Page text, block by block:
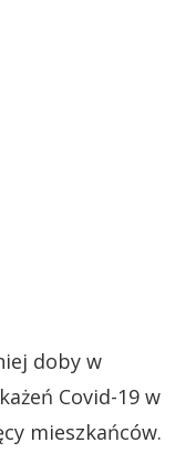
doby w
Covid-19 w
mieszkańców.